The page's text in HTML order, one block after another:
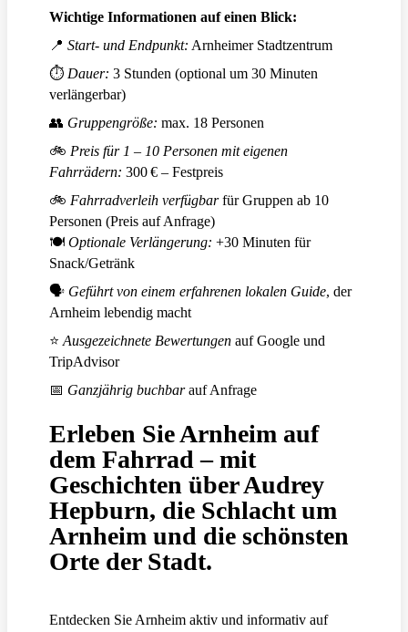
Wichtige Informationen auf einen Blick:
📍 Start- und Endpunkt: Arnheimer Stadtzentrum
⏱ Dauer: 3 Stunden (optional um 30 Minuten
verlängerbar)
👥 Gruppengröße: max. 18 Personen
🚲 Preis für 1 – 10 Personen mit eigenen
Fahrrädern: 300 € – Festpreis
🚲 Fahrradverleih verfügbarfür Gruppen ab 10
Personen (Preis auf Anfrage)
🍽 Optionale Verlängerung: +30 Minuten für
Snack/Getränk
🗣 Geführt von einem erfahrenen lokalen Guide, der
Arnheim lebendig macht
⭐ Ausgezeichnete Bewertungen auf Google und
TripAdvisor
📅 Ganzjährig buchbarauf Anfrage
Erleben Sie Arnheim auf
dem Fahrrad – mit
Geschichten über Audrey
Hepburn, die Schlacht um
Arnheim und die schönsten
Orte der Stadt.
Entdecken Sie Arnheim aktiv und informativ auf